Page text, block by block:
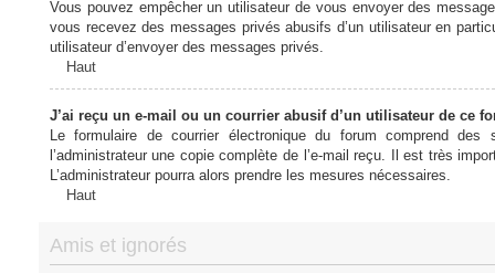
Vous pouvez empêcher un utilisateur de vous envoyer des
vous recevez des messages privés abusifs d’un utilisateur en
utilisateur d’envoyer des messages privés.
Haut
J’ai reçu un e-mail ou un courrier abusif d’un utilisateur de ce
Le formulaire de courrier électronique du forum comprend
l’administrateur une copie complète de l’e-mail reçu. Il est très
L’administrateur pourra alors prendre les mesures nécessaires.
Haut
Amis et ignorés